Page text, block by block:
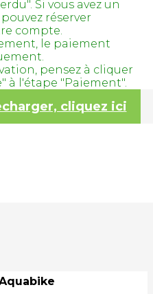
Si vous avez un
réserver
compte.
le paiement
pensez à cliquer
à l'étape "Paiement".
cliquez ici